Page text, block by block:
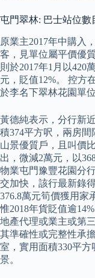
屯門翠林: 巴士站位數
原業主2017年中購入
客，見單位屬平價優
則於2017年1月以420
元，貶值12%。 控方
於李名下翠林花園單
黃德純表示，分行新
積374平方呎，兩房
山景優質戶，且叫價
出，微減2萬元，以
物業屯門豫豐花園分
交加快，該行最新錄
376.8萬元筍價獲用家
惟2018年貨貶值逾
地產代理或業主或第
其準確性或完整性承
室，實用面積330平
景。